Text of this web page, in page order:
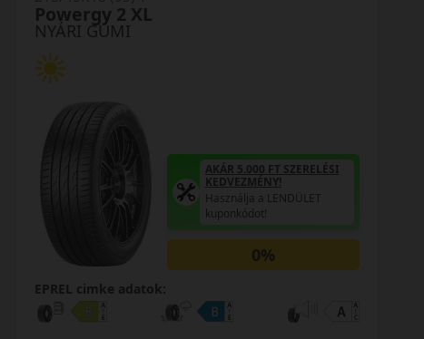
NYÁRI GUMI
Powergy 2 XL
AKÁR 5.000 FT SZERELÉSI
KEDVEZMÉNY!
Használja a LENDÜLET
kuponkódot!
0%
EPREL cimke adatok: